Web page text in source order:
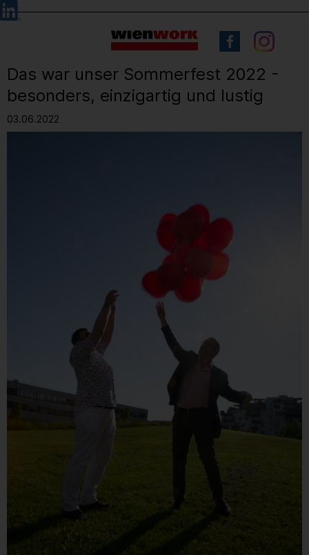
Barrierefreie
Bedienung
Sprachauswahl
Das war unser Sommerfest 2022 -
besonders, einzigartig und lustig
03.06.2022